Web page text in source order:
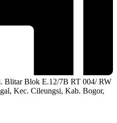
Blitar Blok E.12/7B RT 004/ RW
Kec. Cileungsi, Kab. Bogor,